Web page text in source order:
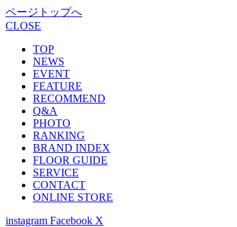
ページトップへ
CLOSE
TOP
NEWS
EVENT
FEATURE
RECOMMEND
Q&A
PHOTO
RANKING
BRAND INDEX
FLOOR GUIDE
SERVICE
CONTACT
ONLINE STORE
instagram Facebook X